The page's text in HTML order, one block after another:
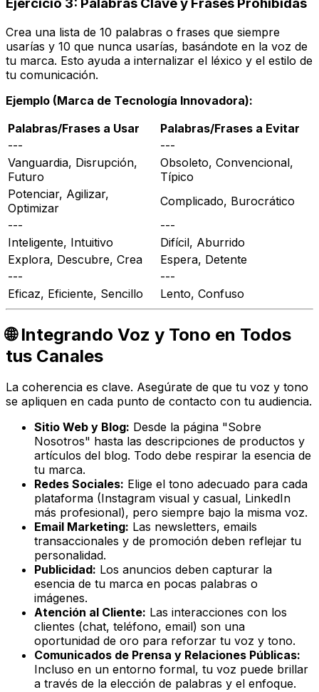
Crea una lista de 10 palabras o frases que siempre
usarías y 10 que nunca usarías, basándote en la voz de
tu marca. Esto ayuda a internalizar el léxico y el estilo de
tu comunicación.
Ejemplo (Marca de Tecnología Innovadora):
Palabras/Frases a Usar
Palabras/Frases a Evitar
---
---
Vanguardia, Disrupción,
Futuro
Obsoleto, Convencional,
Típico
Potenciar, Agilizar,
Optimizar
Complicado, Burocrático
---
---
Inteligente, Intuitivo
Difícil, Aburrido
Explora, Descubre, Crea
Espera, Detente
---
---
Eficaz, Eficiente, Sencillo
Lento, Confuso
🌐 Integrando Voz y Tono en Todos
tus Canales
La coherencia es clave. Asegúrate de que tu voz y tono
se apliquen en cada punto de contacto con tu audiencia.
Sitio Web y Blog: Desde la página "Sobre
Nosotros" hasta las descripciones de productos y
artículos del blog. Todo debe respirar la esencia de
tu marca.
Redes Sociales: Elige el tono adecuado para cada
plataforma (Instagram visual y casual, LinkedIn
más profesional), pero siempre bajo la misma voz.
Email Marketing: Las newsletters, emails
transaccionales y de promoción deben reflejar tu
personalidad.
Publicidad: Los anuncios deben capturar la
esencia de tu marca en pocas palabras o
imágenes.
Atención al Cliente: Las interacciones con los
clientes (chat, teléfono, email) son una
oportunidad de oro para reforzar tu voz y tono.
Comunicados de Prensa y Relaciones Públicas:
Incluso en un entorno formal, tu voz puede brillar
a través de la elección de palabras y el enfoque.